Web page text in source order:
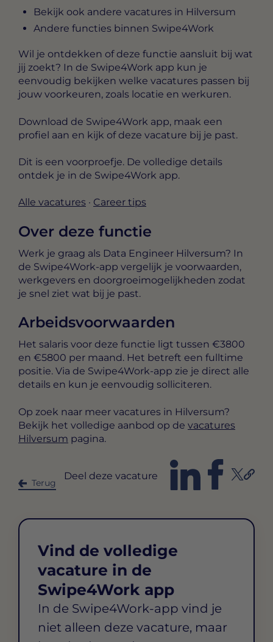
Bekijk ook andere vacatures in Hilversum
Andere functies binnen Swipe4Work
Wil je ontdekken of deze functie aansluit bij wat
jij zoekt? In de Swipe4Work app kun je
eenvoudig bekijken welke vacatures passen bij
jouw voorkeuren, zoals locatie en werkuren.
Download de Swipe4Work app, maak een
profiel aan en kijk of deze vacature bij je past.
Dit is een voorproefje. De volledige details
ontdek je in de Swipe4Work app.
Alle vacatures · Career tips
Over deze functie
Werk je graag als Data Engineer Hilversum? In
de Swipe4Work-app vergelijk je voorwaarden,
werkgevers en doorgroeimogelijkheden zodat
je snel ziet wat bij je past.
Arbeidsvoorwaarden
Het salaris voor deze functie ligt tussen €3800
en €5800 per maand. Het betreft een fulltime
positie. Via de Swipe4Work-app zie je direct alle
details en kun je eenvoudig solliciteren.
Op zoek naar meer vacatures in Hilversum?
Bekijk het volledige aanbod op de vacatures
Hilversum pagina.
Terug
Deel deze vacature
Vind de volledige
vacature in de
Swipe4Work app
In de Swipe4Work-app vind je
niet alleen deze vacature, maar